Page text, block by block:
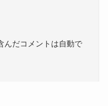
んだコメントは自動で